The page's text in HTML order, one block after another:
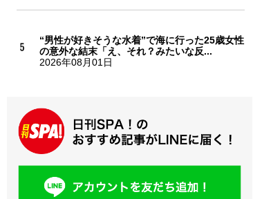
“男性が好きそうな水着”で海に行った25歳女性
の意外な結末「え、それ？みたいな反...
2026年08月01日